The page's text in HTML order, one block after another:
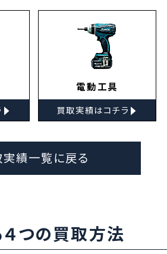
▸
電動工具
買取実績はコチラ ▸
実績一覧に戻る
つの買取方法